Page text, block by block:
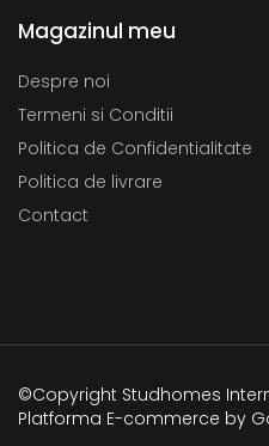
Magazinul meu
Despre noi
Termeni si Conditii
Politica de Confidentialitate
Politica de livrare
Contact
©Copyright Studhomes
Platforma E-commerce by